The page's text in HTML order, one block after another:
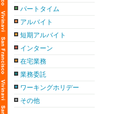
パートタイム
アルバイト
短期アルバイト
インターン
在宅業務
業務委託
ワーキングホリデー
その他